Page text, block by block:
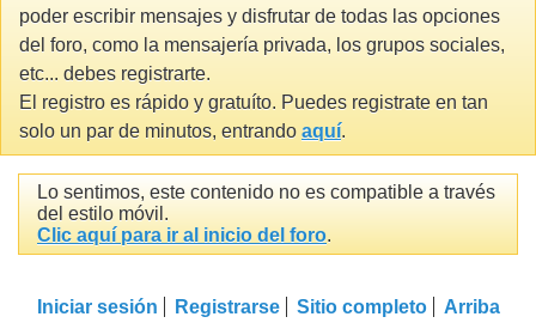
poder escribir mensajes y disfrutar de todas las opciones
del foro, como la mensajería privada, los grupos sociales,
etc... debes registrarte.
El registro es rápido y gratuíto. Puedes registrate en tan
solo un par de minutos, entrando aquí.
Lo sentimos, este contenido no es compatible a través
del estilo móvil.
Clic aquí para ir al inicio del foro.
Iniciar sesión Registrarse Sitio completo Arriba